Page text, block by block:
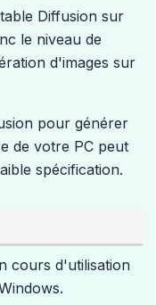
Diffusion sur
le niveau de
d'images sur
pour générer
de votre PC peut
spécification.
cours d'utilisation